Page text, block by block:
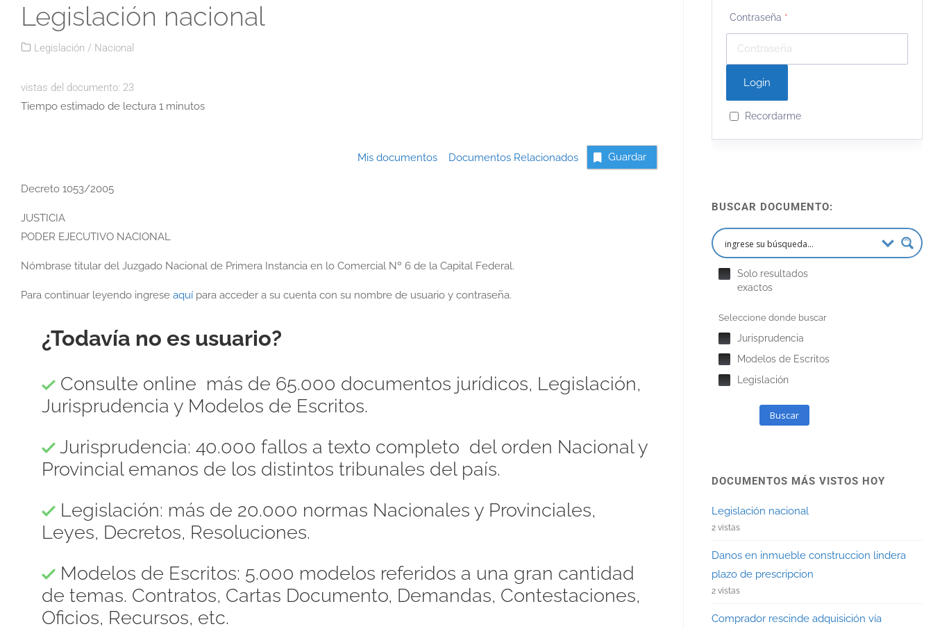
Legislación nacional
Legislación / Nacional
vistas del documento: 23
Tiempo estimado de lectura 1 minutos
Mis documentosDocumentos Relacionados Guardar
Decreto 1053/2005
JUSTICIA
PODER EJECUTIVO NACIONAL
Nómbrase titular del Juzgado Nacional de Primera Instancia en lo Comercial Nº 6 de la Capital Federal.
Para continuar leyendo ingrese aquí para acceder a su cuenta con su nombre de usuario y contraseña.
¿Todavía no es usuario?
Consulte online más de 65.000 documentos jurídicos, Legislación,
Jurisprudencia y Modelos de Escritos.
Jurisprudencia: 40.000 fallos a texto completo del orden Nacional y
Provincial emanos de los distintos tribunales del país.
Legislación: más de 20.000 normas Nacionales y Provinciales,
Leyes, Decretos, Resoluciones.
Modelos de Escritos: 5.000 modelos referidos a una gran cantidad
de temas. Contratos, Cartas Documento, Demandas, Contestaciones,
Oficios, Recursos, etc.
Contraseña *
Recordarme
BUSCAR DOCUMENTO:
Solo resultados
exactos
Seleccione donde buscar
Jurisprudencia
Modelos de Escritos
Legislación
Buscar
DOCUMENTOS MÁS VISTOS HOY
Legislación nacional
2 vistas
Danos en inmueble construccion lindera
plazo de prescripcion
2 vistas
Comprador rescinde adquisición vía